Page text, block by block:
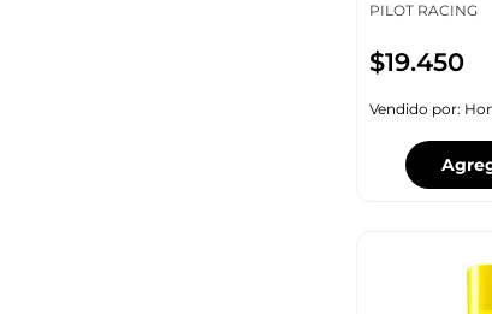
PILOT RACING
$19.450
Vendido por: